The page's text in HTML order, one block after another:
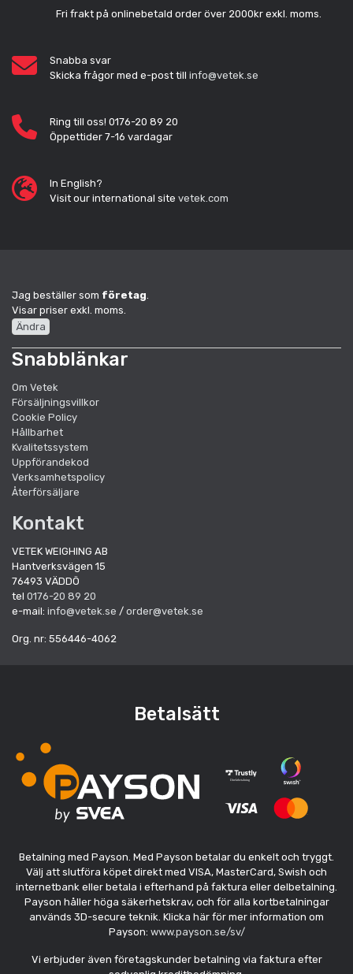
Fri frakt på onlinebetald order över 2000kr exkl. moms.
Snabba svar
Skicka frågor med e-post till info@vetek.se
Ring till oss! 0176-20 89 20
Öppettider 7-16 vardagar
In English?
Visit our international site vetek.com
Jag beställer som företag.
Visar priser exkl. moms.
Ändra
Snabblänkar
Om Vetek
Försäljningsvillkor
Cookie Policy
Hållbarhet
Kvalitetssystem
Uppförandekod
Verksamhetspolicy
Återförsäljare
Kontakt
VETEK WEIGHING AB
Hantverksvägen 15
76493 VÄDDÖ
tel 0176-20 89 20
e-mail: info@vetek.se / order@vetek.se
Org. nr: 556446-4062
Betalsätt
Betalning med Payson. Med Payson betalar du enkelt och tryggt.
Välj att slutföra köpet direkt med VISA, MasterCard, Swish och
internetbank eller betala i efterhand på faktura eller delbetalning.
Payson håller höga säkerhetskrav, och för alla kortbetalningar
används 3D-secure teknik. Klicka här för mer information om
Payson: www.payson.se/sv/
Vi erbjuder även företagskunder betalning via faktura efter